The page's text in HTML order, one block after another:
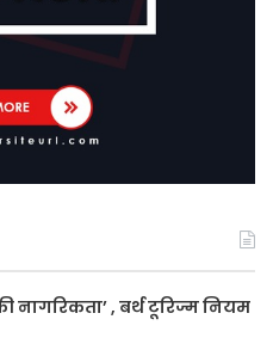
, बर्थ टूरिज्म नियम